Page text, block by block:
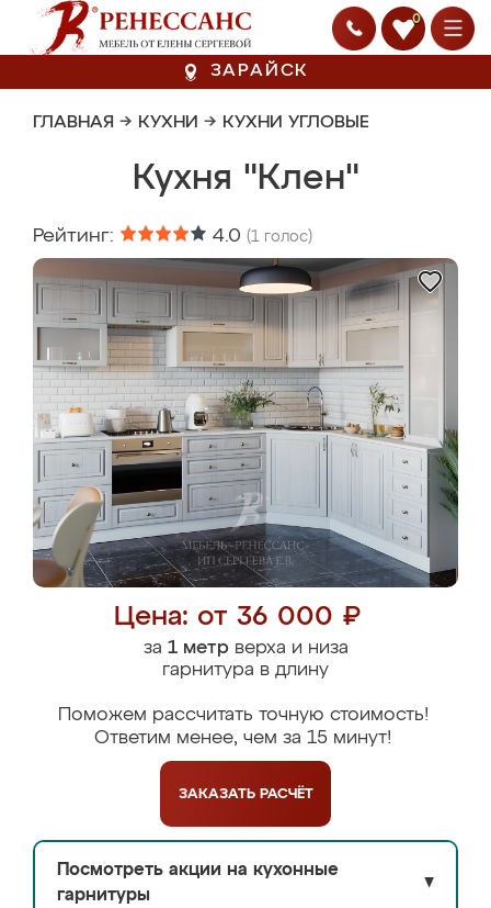
0
ЗАРАЙСК
ГЛАВНАЯ → КУХНИ → КУХНИ УГЛОВЫЕ
Кухня "Клен"
Рейтинг: 4.0 (1 голос)
Цена: от 36 000 ₽
за 1 метрверха и низа
гарнитура в длину
Поможем рассчитать точную стоимость!
Ответим менее, чем за 15 минут!
ЗАКАЗАТЬ РАСЧЁТ
Посмотреть акции на кухонные
гарнитуры
▼